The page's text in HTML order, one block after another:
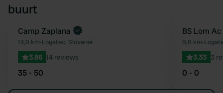
buurt
Favoriet
Boek direct
Camp Zaplana
14,9 km•Logatec, Slovenië
3.86 14 reviews
35 - 50
BS Lom
9,6 km•
3.33 3
0 - 0